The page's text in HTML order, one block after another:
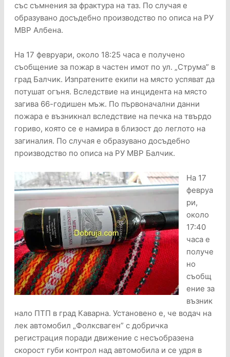
със съмнения за фрактура на таз. По случая е
образувано досъдебно производство по описа на РУ
МВР Албена.
На 17 февруари, около 18:25 часа е получено
съобщение за пожар в частен имот по ул. „Струма” в
град Балчик. Изпратените екипи на място успяват да
потушат огъня. Вследствие на инцидента на място
загива 66-годишен мъж. По първоначални данни
пожара е възникнал вследствие на печка на твърдо
гориво, която се е намира в близост до леглото на
загиналия. По случая е образувано досъдебно
производство по описа на РУ МВР Балчик.
На 17
февруа
ри,
около
17:40
часа е
получе
но
съобщ
ение за
възник
нало ПТП в град Каварна. Установено е, че водач на
лек автомобил „Фолксваген” с добричка
регистрация поради движение с несъобразена
скорост губи контрол над автомобила и се удря в